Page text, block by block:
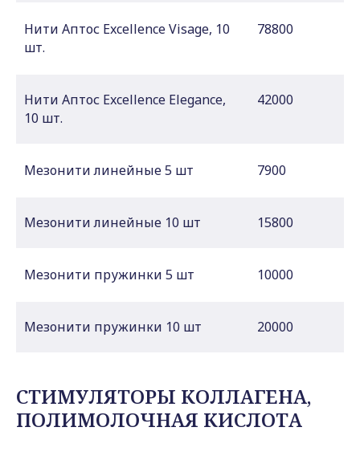
Нити Аптос Excellence Visage, 10
шт.
78800
Нити Аптос Excellence Elegance,
10 шт.
42000
Мезонити линейные 5 шт 7900
Мезонити линейные 10 шт 15800
Мезонити пружинки 5 шт 10000
Мезонити пружинки 10 шт 20000
СТИМУЛЯТОРЫ КОЛЛАГЕНА,
ПОЛИМОЛОЧНАЯ КИСЛОТА